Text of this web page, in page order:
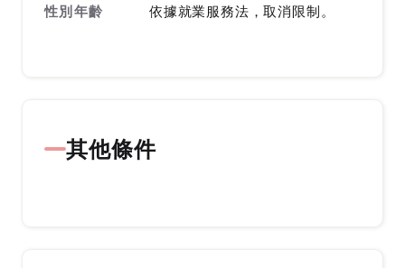
性別年齡 依據就業服務法，取消限制。
其他條件